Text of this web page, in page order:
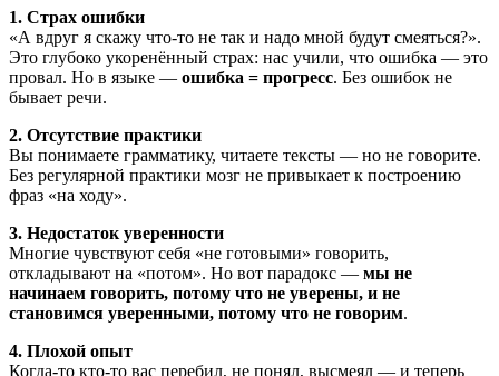
1. Страх ошибки
«А вдруг я скажу что-то не так и надо мной будут смеяться?».
Это глубоко укоренённый страх: нас учили, что ошибка — это
провал. Но в языке — ошибка = прогресс. Без ошибок не
бывает речи.
2. Отсутствие практики
Вы понимаете грамматику, читаете тексты — но не говорите.
Без регулярной практики мозг не привыкает к построению
фраз «на ходу».
3. Недостаток уверенности
Многие чувствуют себя «не готовыми» говорить,
откладывают на «потом». Но вот парадокс — мы не
начинаем говорить, потому что не уверены, и не
становимся уверенными, потому что не говорим.
4. Плохой опыт
Когда-то кто-то вас перебил, не понял, высмеял — и теперь